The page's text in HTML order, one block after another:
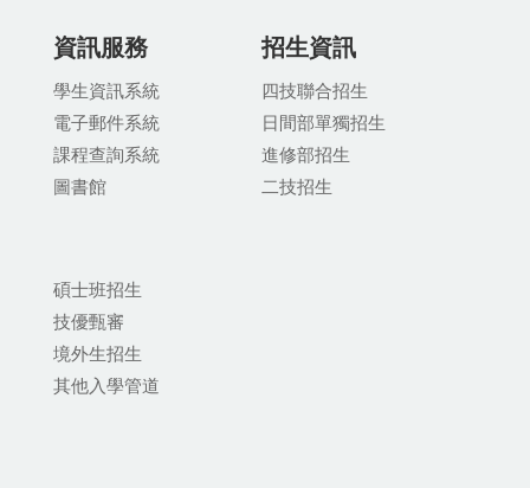
資訊服務
學生資訊系統
電子郵件系統
課程查詢系統
圖書館
招生資訊
四技聯合招生
日間部單獨招生
進修部招生
二技招生
碩士班招生
技優甄審
境外生招生
其他入學管道